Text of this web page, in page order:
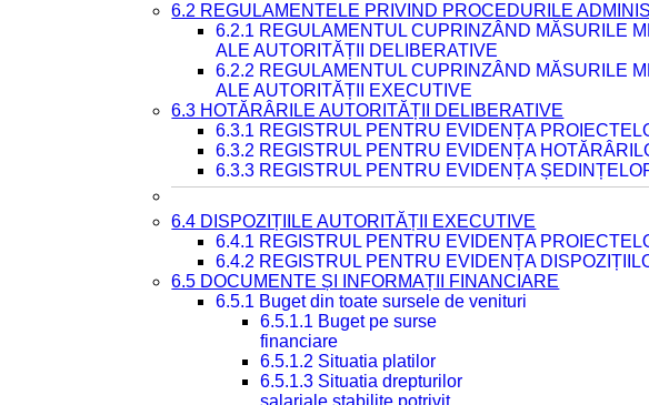
6.2 REGULAMENTELE PRIVIND PROCEDURILE
6.2.1 REGULAMENTUL CUPRINZÂND MĂSURILE
ALE AUTORITĂȚII DELIBERATIVE
6.2.2 REGULAMENTUL CUPRINZÂND MĂSURILE
ALE AUTORITĂȚII EXECUTIVE
6.3 HOTĂRÂRILE AUTORITĂȚII DELIBERATIVE
6.3.1 REGISTRUL PENTRU EVIDENȚA
6.3.2 REGISTRUL PENTRU EVIDENȚA
6.3.3 REGISTRUL PENTRU EVIDENȚA
6.4 DISPOZIȚIILE AUTORITĂȚII EXECUTIVE
6.4.1 REGISTRUL PENTRU EVIDENȚA
6.4.2 REGISTRUL PENTRU EVIDENȚA
6.5 DOCUMENTE ȘI INFORMAȚII FINANCIARE
6.5.1 Buget din toate sursele de venituri
6.5.1.1 Buget pe surse
financiare
6.5.1.2 Situatia platilor
6.5.1.3 Situatia drepturilor
salariale stabilite potrivit